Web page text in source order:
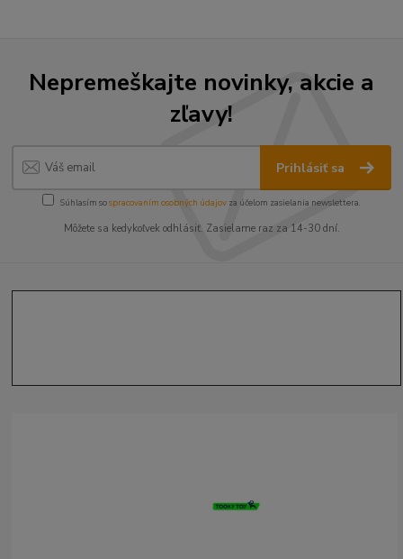
Nepremeškajte novinky, akcie a
zľavy!
Prihlásiť sa
Súhlasím sospracovaním osobných údajov za účelom zasielania newslettera.
Môžete sa kedykoľvek odhlásiť. Zasielame raz za 14-30 dní.